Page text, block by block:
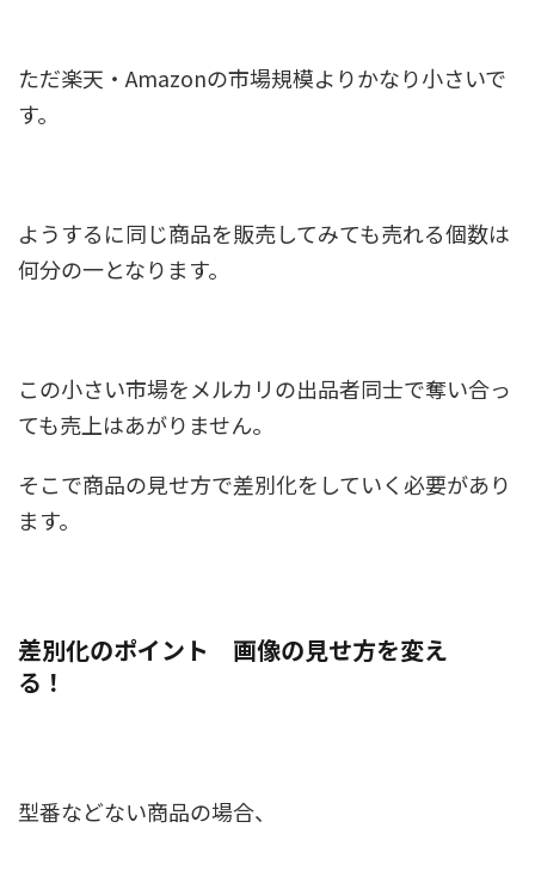
ただ楽天・Amazonの市場規模よりかなり小さいで
す。
ようするに同じ商品を販売してみても売れる個数は
何分の一となります。
この小さい市場をメルカリの出品者同士で奪い合っ
ても売上はあがりません。
そこで商品の見せ方で差別化をしていく必要があり
ます。
差別化のポイント 画像の見せ方を変え
る！
型番などない商品の場合、